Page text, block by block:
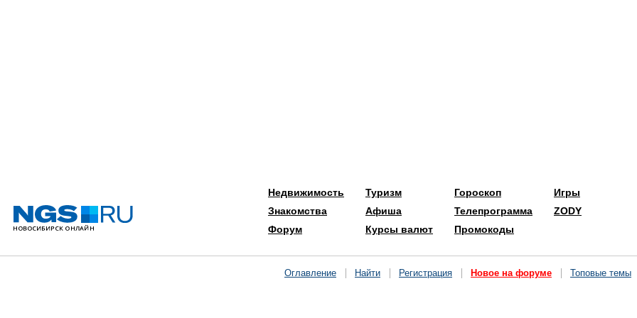
Недвижимость
Знакомства
Форум
Туризм
Афиша
Курсы валют
Гороскоп
Телепрограмма
Промокоды
Игры
ZODY
Оглавление Найти Регистрация Новое на форуме Топовые темы